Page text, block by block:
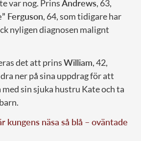
var nog. PrinsAndrews, 63,
Ferguson, 64, som tidigare har
nyligen diagnosen malignt
det att prinsWilliam, 42,
ner på sina uppdrag för att
sin sjuka hustru Kate och ta
kungens näsa så blå – oväntade